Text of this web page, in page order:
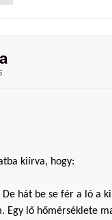
kiírva, hogy:
hát be se fér a ló a
Egy lő hőmérséklete